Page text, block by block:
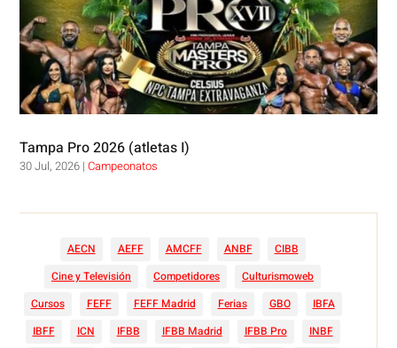
Tampa Pro 2026 (atletas I)
30 Jul, 2026 |Campeonatos
AECN AEFF AMCFF ANBF
CIBB
Cine y Televisión
Competidores
Culturismoweb
Cursos
FEFF FEFF Madrid Ferias GBO
IBFA
IBFF
ICN IFBB IFBB Madrid IFBB Pro
INBF